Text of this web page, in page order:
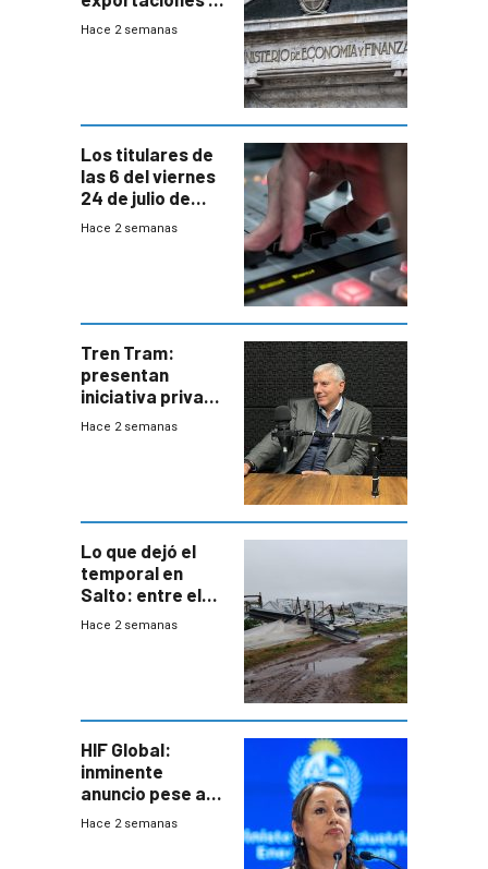
EE.UU se verán
Hace 2 semanas
Los titulares de
las 6 del viernes
24 de julio de
2026
Hace 2 semanas
Tren Tram:
presentan
iniciativa privada
para una red de
Hace 2 semanas
Lo que dejó el
temporal en
Salto: entre el
impacto
Hace 2 semanas
HIF Global:
inminente
anuncio pese a
declaración de
Hace 2 semanas